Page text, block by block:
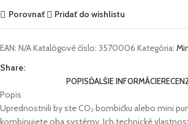
Porovnať
Pridať do wishlistu
EAN: N/AKatalógové číslo: 3570006 Kategória:
Share:
POPISĎALŠIE INFORMÁCIE
Popis
Uprednostnili by ste CO₂ bombičku alebo mini
kombinujete oba systémy. Ich technické